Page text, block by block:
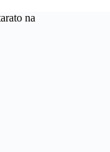
na